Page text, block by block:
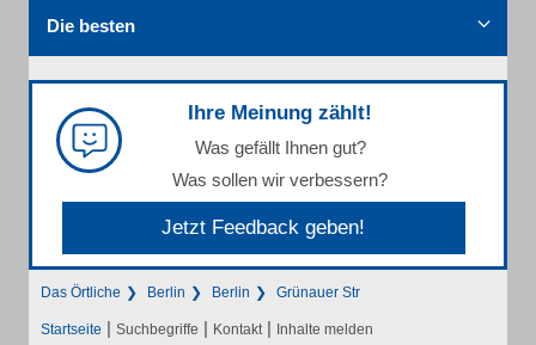
Die besten
Ihre Meinung zählt!
Was gefällt Ihnen gut?
Was sollen wir verbessern?
Jetzt Feedback geben!
Das Örtliche Berlin Berlin Grünauer Str
Startseite | Suchbegriffe | Kontakt | Inhalte melden